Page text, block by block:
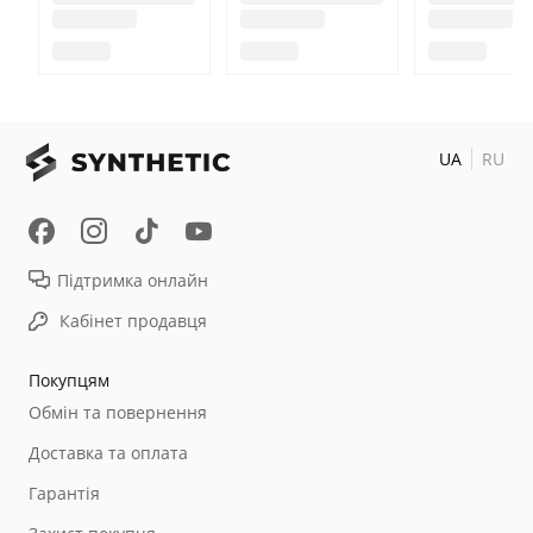
Покупцям
Обмін та повернення
Доставка та оплата
Гарантія
Підтримка онлайн
Кабінет продавця
UA RU